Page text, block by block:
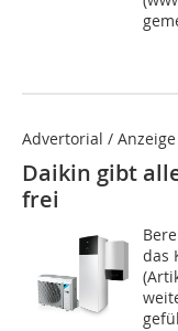
Advertorial / Anzeige
Daikin gibt
frei
das